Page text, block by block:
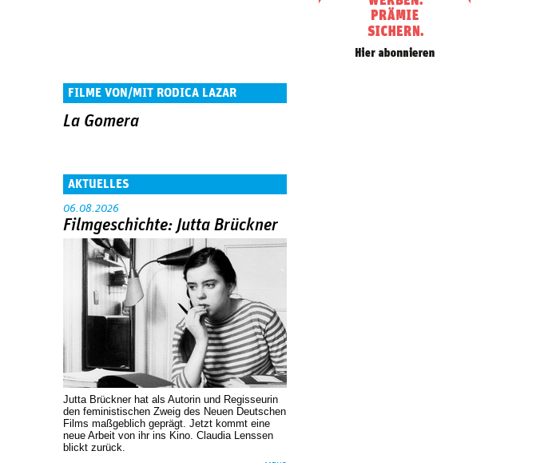
FILME VON/MIT RODICA LAZAR
La Gomera
AKTUELLES
06.08.2026
Filmgeschichte: Jutta Brückner
Jutta Brückner hat als Autorin und Regisseurin
den feministischen Zweig des Neuen Deutschen
Films maßgeblich geprägt. Jetzt kommt eine
neue Arbeit von ihr ins Kino. Claudia Lenssen
blickt zurück.